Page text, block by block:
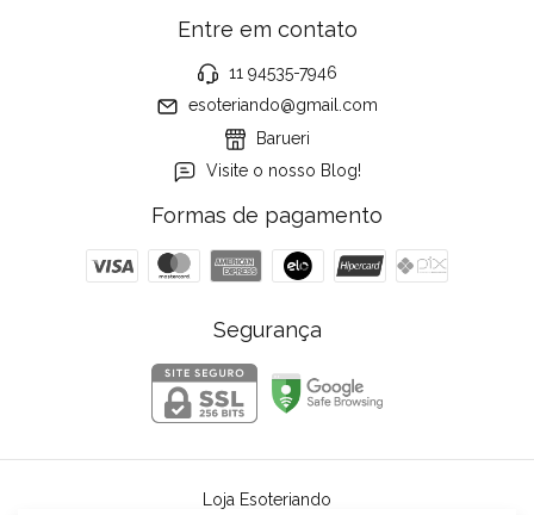
Entre em contato
11 94535-7946
esoteriando@gmail.com
Barueri
Visite o nosso Blog!
Formas de pagamento
Segurança
Loja Esoteriando